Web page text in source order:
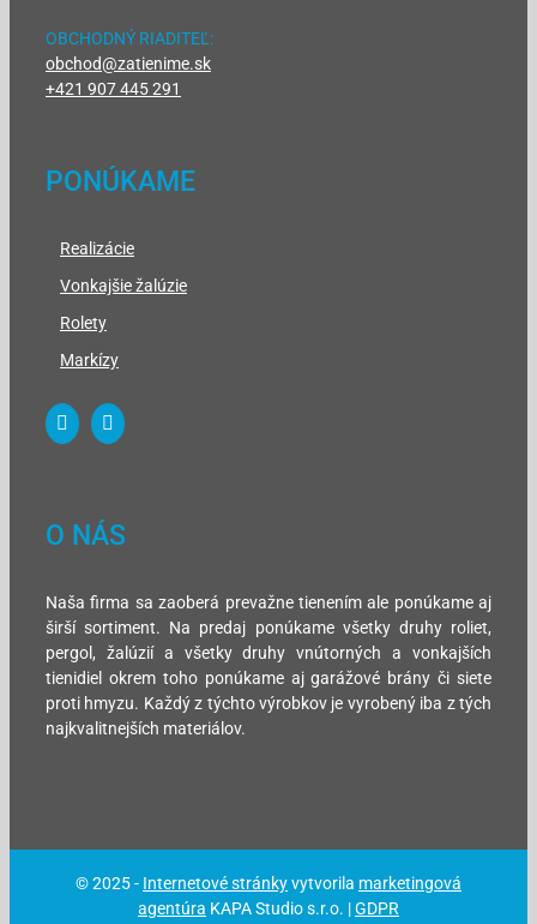
OBCHODNÝ RIADITEĽ:
obchod@zatienime.sk
+421 907 445 291
PONÚKAME
Realizácie
Vonkajšie žalúzie
Rolety
Markízy
O NÁS
Naša firma sa zaoberá prevažne tienením ale ponúkame aj
širší sortiment. Na predaj ponúkame všetky druhy roliet,
pergol, žalúzií a všetky druhy vnútorných a vonkajších
tienidiel okrem toho ponúkame aj garážové brány či siete
proti hmyzu. Každý z týchto výrobkov je vyrobený iba z tých
najkvalitnejších materiálov.
© 2025 - Internetové stránkyvytvorila marketingová
agentúra KAPA Studio s.r.o. |GDPR